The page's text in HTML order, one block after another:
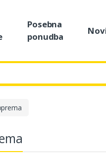
Posebna
ponudba